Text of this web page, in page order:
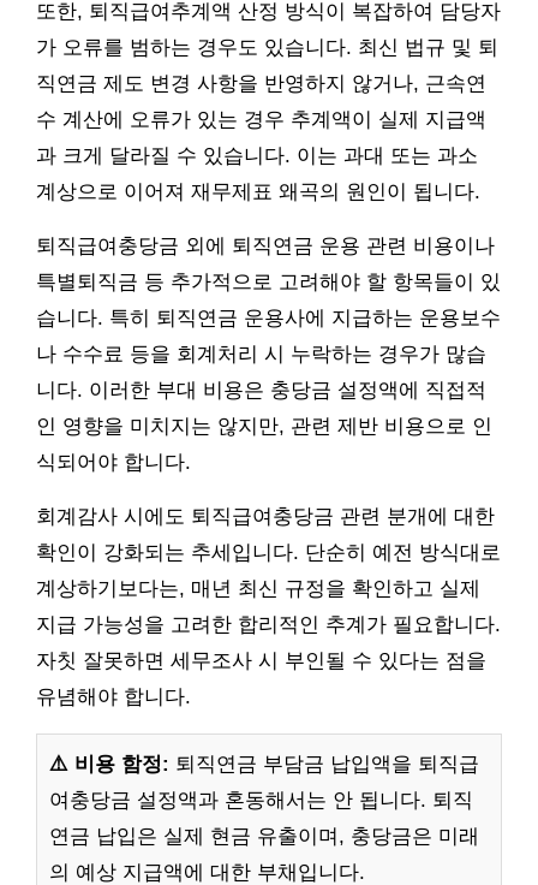
또한, 퇴직급여추계액 산정 방식이 복잡하여 담당자
가 오류를 범하는 경우도 있습니다. 최신 법규 및 퇴
직연금 제도 변경 사항을 반영하지 않거나, 근속연
수 계산에 오류가 있는 경우 추계액이 실제 지급액
과 크게 달라질 수 있습니다. 이는 과대 또는 과소
계상으로 이어져 재무제표 왜곡의 원인이 됩니다.
퇴직급여충당금 외에 퇴직연금 운용 관련 비용이나
특별퇴직금 등 추가적으로 고려해야 할 항목들이 있
습니다. 특히 퇴직연금 운용사에 지급하는 운용보수
나 수수료 등을 회계처리 시 누락하는 경우가 많습
니다. 이러한 부대 비용은 충당금 설정액에 직접적
인 영향을 미치지는 않지만, 관련 제반 비용으로 인
식되어야 합니다.
회계감사 시에도 퇴직급여충당금 관련 분개에 대한
확인이 강화되는 추세입니다. 단순히 예전 방식대로
계상하기보다는, 매년 최신 규정을 확인하고 실제
지급 가능성을 고려한 합리적인 추계가 필요합니다.
자칫 잘못하면 세무조사 시 부인될 수 있다는 점을
유념해야 합니다.
⚠️ 비용 함정: 퇴직연금 부담금 납입액을 퇴직급
여충당금 설정액과 혼동해서는 안 됩니다. 퇴직
연금 납입은 실제 현금 유출이며, 충당금은 미래
의 예상 지급액에 대한 부채입니다.